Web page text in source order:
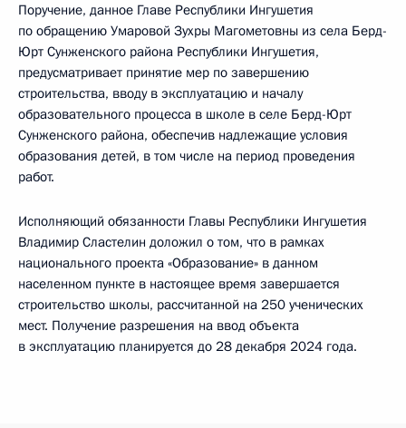
Поручение, данное Главе Республики Ингушетия
по обращению Умаровой Зухры Магометовны из села Берд-
Юрт Сунженского района Республики Ингушетия,
предусматривает принятие мер по завершению
строительства, вводу в эксплуатацию и началу
образовательного процесса в школе в селе Берд-Юрт
Сунженского района, обеспечив надлежащие условия
образования детей, в том числе на период проведения
работ.
Исполняющий обязанности Главы Республики Ингушетия
Владимир Сластелин доложил о том, что в рамках
национального проекта «Образование» в данном
населенном пункте в настоящее время завершается
строительство школы, рассчитанной на 250 ученических
мест. Получение разрешения на ввод объекта
в эксплуатацию планируется до 28 декабря 2024 года.